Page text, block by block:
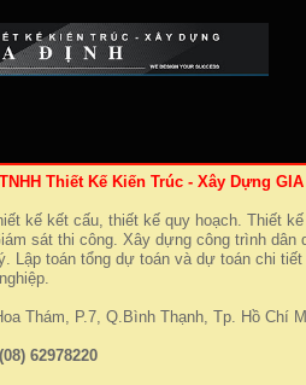
Thiết Kế Kiến Trúc - Xây Dựng
kế kết cấu, thiết kế quy hoạch. Thiết
sát thi công. Xây dựng công trình dân
Lập toán tổng dự toán và dự toán chi tiết
Thám, P.7, Q.Bình Thạnh, Tp. Hồ Chí
(08) 62978220